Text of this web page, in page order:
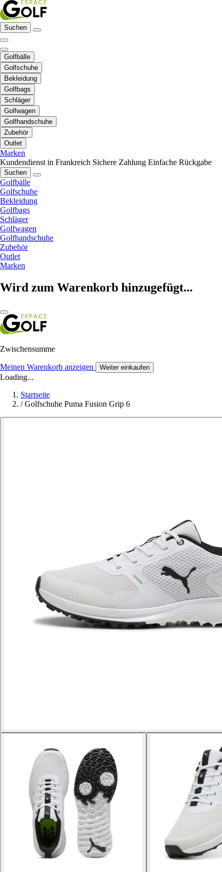
Suchen
Golfbälle
Golfschuhe
Bekleidung
Golfbags
Schläger
Golfwagen
Golfhandschuhe
Zubehör
Outlet
Marken
Kundendienst in Frankreich Sichere Zahlung Einfache Rückgabe
Suchen
Golfbälle
Golfschuhe
Bekleidung
Golfbags
Schläger
Golfwagen
Golfhandschuhe
Zubehör
Outlet
Marken
Wird zum Warenkorb hinzugefügt...
Zwischensumme
Meinen Warenkorb anzeigen Weiter einkaufen
Loading...
Startseite
/ Golfschuhe Puma Fusion Grip 6